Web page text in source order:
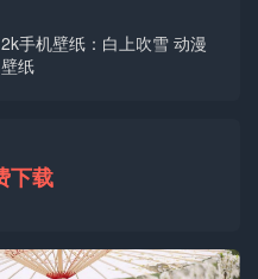
2k手机壁纸：白上吹雪 动漫
壁纸
下载